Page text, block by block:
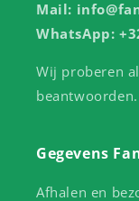
Mail:
WhatsApp:
Wij proberen
Gegevens
Afhalen en